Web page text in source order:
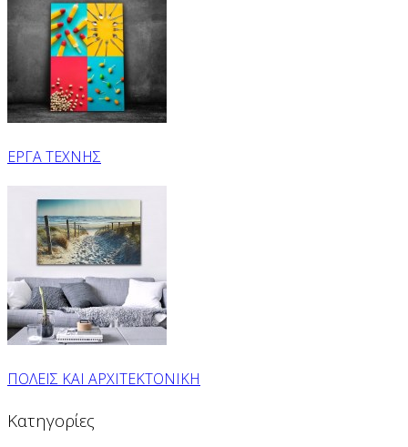
ΕΡΓΑ ΤΕΧΝΗΣ
ΠΟΛΕΙΣ ΚΑΙ ΑΡΧΙΤΕΚΤΟΝΙΚΗ
Κατηγορίες